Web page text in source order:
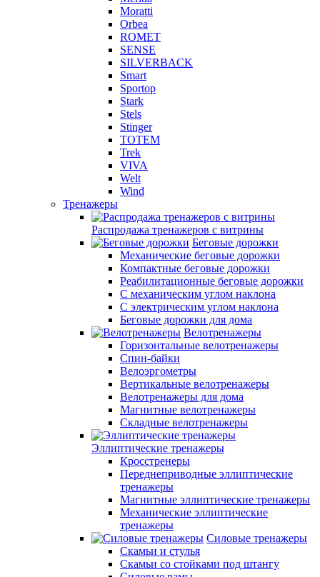
Moratti
Orbea
ROMET
SENSE
SILVERBACK
Smart
Sportop
Stark
Stels
Stinger
TOTEM
Trek
VIVA
Welt
Wind
Тренажеры
Распродажа тренажеров с витрины
Беговые дорожки
Механические беговые дорожки
Компактные беговые дорожки
Реабилитационные беговые дорожки
С механическим углом наклона
С электрическим углом наклона
Беговые дорожки для дома
Велотренажеры
Горизонтальные велотренажеры
Спин-байки
Велоэргометры
Вертикальные велотренажеры
Велотренажеры для дома
Магнитные велотренажеры
Складные велотренажеры
Эллиптические тренажеры
Кросстренеры
Переднеприводные эллиптические
тренажеры
Магнитные эллиптические тренажеры
Механические эллиптические
тренажеры
Силовые тренажеры
Скамьи и стулья
Скамьи со стойками под штангу